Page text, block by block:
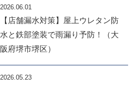
2026.06.01
【店舗漏水対策】屋上ウレタン防
水と鉄部塗装で雨漏り予防！（大
阪府堺市堺区）
2026.05.23